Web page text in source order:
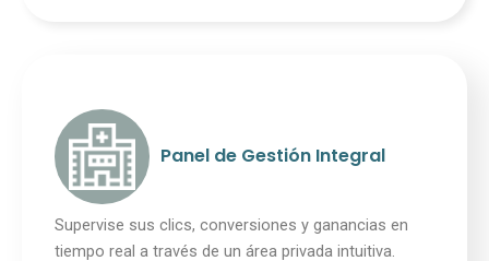
Panel de Gestión Integral
Supervise sus clics, conversiones y ganancias en
tiempo real a través de un área privada intuitiva.